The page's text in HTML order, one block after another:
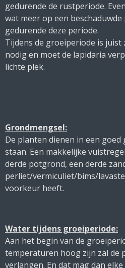
gedurende de rustperiode.
wat meer op een
gedurende deze periode.
Tijdens de groeiperiode is juist
nodig en moet de lapidaria
lichte plek.
Grondmengsel:
De planten dienen in een
staan. Een makkelijke
derde potgrond, een derde
perliet/vermiculiet/bims/
voorkeur heeft.
Water tijdens groeiperiode:
Aan het begin van de
temperaturen hoog zijn zal de
verlangen. En dat mag dan